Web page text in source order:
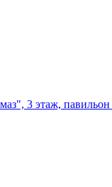
3 этаж, павильон